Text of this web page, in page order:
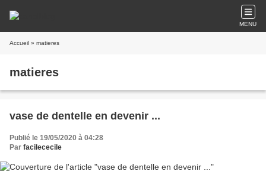
MENU
Accueil » matieres
matieres
vase de dentelle en devenir ...
Publié le 19/05/2020 à 04:28
Par facilececile